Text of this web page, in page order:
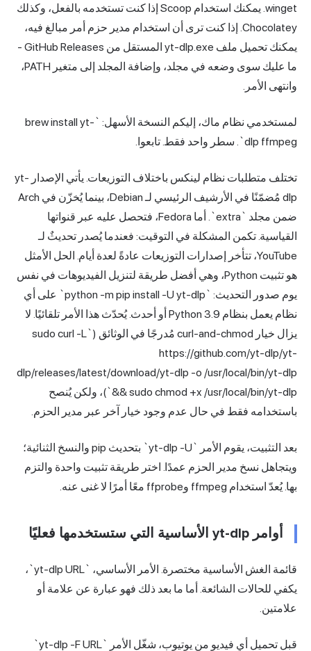
winget. يمكنك استخدام Scoop إذا كنت تستخدمه بالفعل، وكذلك
Chocolatey. إذا كنت ترى أن استخدام مدير حزم أمر مبالغ فيه،
يمكنك تحميل ملف yt-dlp.exe المستقل من GitHub Releases -
ما عليك سوى وضعه في مجلد، وإضافة المجلد إلى متغير PATH،
وانتهى الأمر.
لمستخدمي نظام ماك، إليكم النسخة الأسهل: `brew install yt-
dlp ffmpeg`. سطر واحد فقط. تابعوا.
تختلف متطلبات نظام لينكس باختلاف التوزيعات. يأتي الإصدار yt-
dlp مُضمّنًا في الأرشيف الرئيسي لـ Debian، بينما يُخزّن في Arch
ضمن مجلد `extra`. أما Fedora، فتحصل عليه عبر قنواتها
القياسية. تكمن المشكلة في التوقيت: فعندما يُصدر تحديثٌ لـ
YouTube، تتأخر إصدارات التوزيعات عادةً لعدة أيام. الحل الأمثل
هو تثبيت Python، وهي أفضل طريقة لتنزيل الفيديوهات في نفس
يوم صدور التحديث: `python -m pip install -U yt-dlp` على أي
نظام يعمل بنظام Python 3.9 أو أحدث. يُحدّث هذا الأمر تلقائيًا. لا
يزال خيار curl-and-chmod مُدرجًا في الوثائق (`sudo curl -L
https://github.com/yt-dlp/yt-
dlp/releases/latest/download/yt-dlp -o /usr/local/bin/yt-dlp
&& sudo chmod +x /usr/local/bin/yt-dlp`)، ولكن يُنصح
باستخدامه فقط في حال عدم وجود خيار آخر عبر مدير الحزم.
بعد التثبيت، يقوم الأمر `yt-dlp -U` بتحديث pip والنسخ الثنائية؛
ويتجاهل نسخ مدير الحزم عمدًا. اختر طريقة تثبيت واحدة والتزم
بها. يُعدّ استخدام ffmpeg وffprobe معًا أمرًا لا غنى عنه.
أوامر yt-dlp الأساسية التي ستستخدمها فعليًا
قائمة الغش الأساسية مختصرة. الأمر الأساسي، `yt-dlp URL`،
يكفي للحالات الشائعة. أما ما بعد ذلك فهو عبارة عن علامة أو
علامتين.
قبل تحميل أي فيديو من يوتيوب، شغّل الأمر `yt-dlp -F URL`